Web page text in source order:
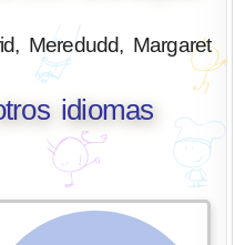
Meredudd, Margaret
idiomas